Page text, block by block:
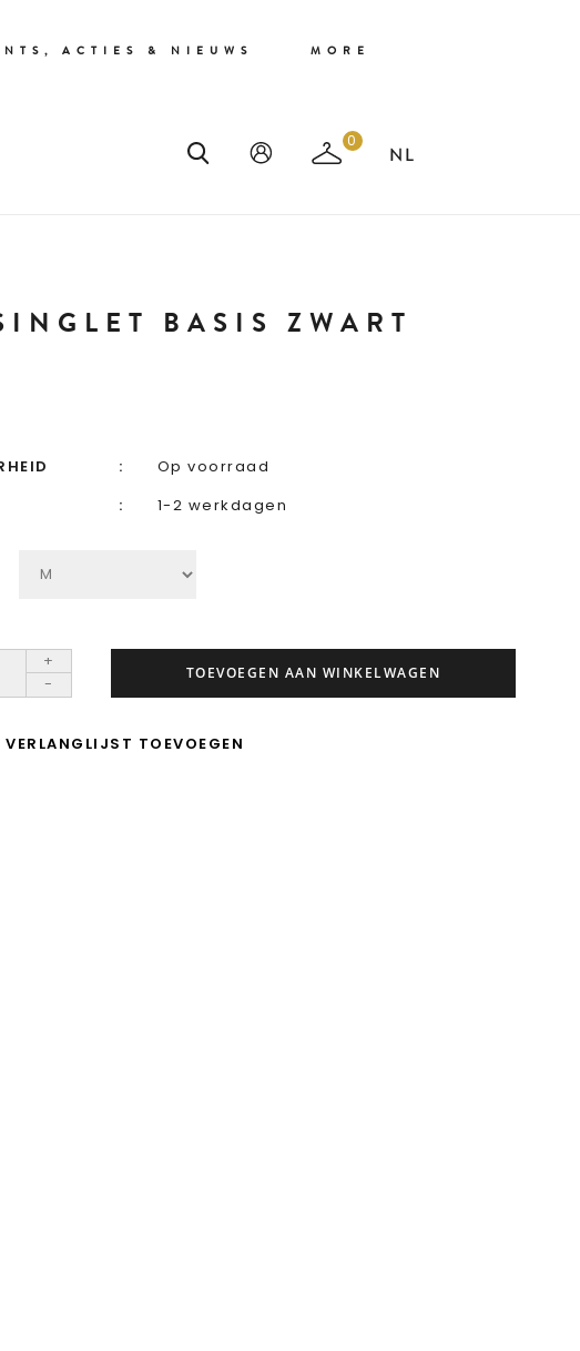
ACTIES & NIEUWS MORE
0
BASIS ZWART
Op voorraad
1-2 werkdagen
+
-
TOEVOEGEN AAN WINKELWAGEN
VERLANGLIJST TOEVOEGEN